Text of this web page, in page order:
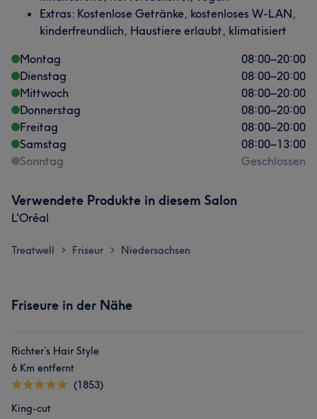
Extras: Kostenlose Getränke, kostenloses W-LAN,
kinderfreundlich, Haustiere erlaubt, klimatisiert
Montag
08:00–20:00
Dienstag
08:00–20:00
Mittwoch
08:00–20:00
Donnerstag
08:00–20:00
Freitag
08:00–20:00
Samstag
08:00–13:00
Sonntag
Geschlossen
Verwendete Produkte in diesem Salon
L'Oréal
Treatwell > Friseur > Niedersachsen
Friseure in der Nähe
Richter’s Hair Style
6 Km entfernt
(1853)
King-cut